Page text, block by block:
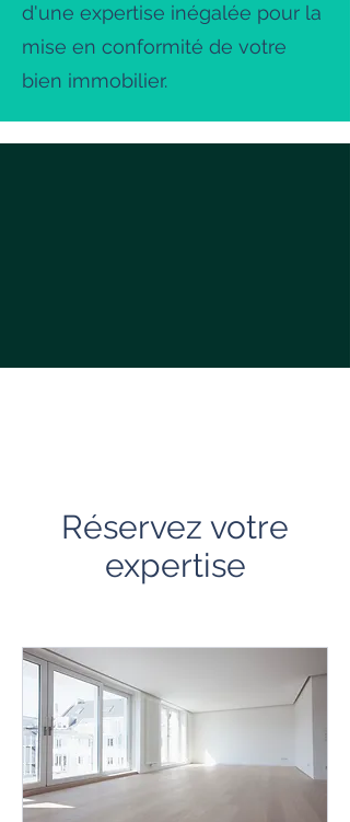
d'une expertise inégalée pour la
mise en conformité de votre
bien immobilier.
Réservez votre
expertise